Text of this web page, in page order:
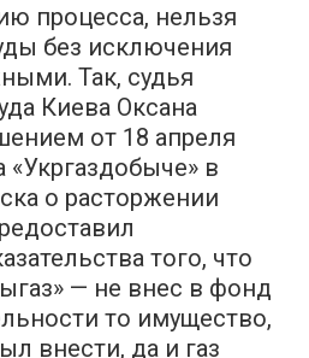
процесса, нельзя
без исключения
Так, судья
Киева Оксана
от 18 апреля
«Укргаздобыче» в
о расторжении
того, что
— не внес в фонд
то имущество,
внести, да и газ